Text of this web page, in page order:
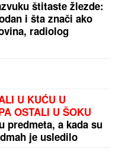
DELOVE":
objavila usledio je
Kolima
u jezero, u
(FOTO)